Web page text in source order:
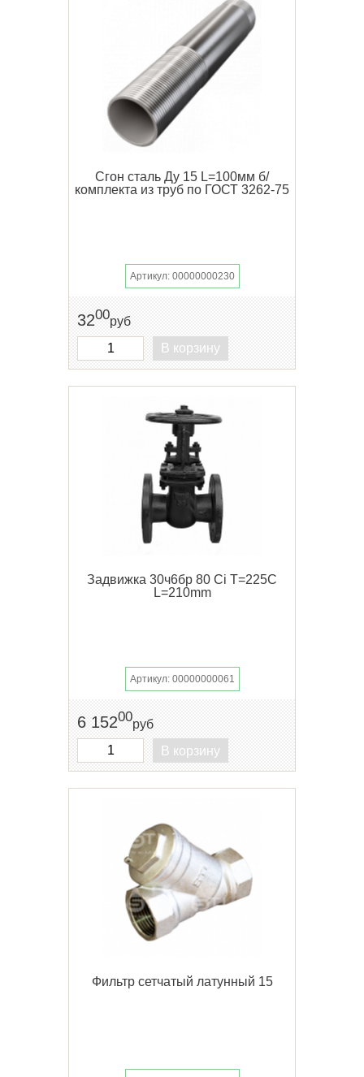
Сгон сталь Ду 15 L=100мм б/
комплекта из труб по ГОСТ 3262-75
Артикул: 00000000230
3200руб
В корзину
Задвижка 30ч6бр 80 Ci Т=225С
L=210mm
Артикул: 00000000061
6 15200руб
В корзину
Фильтр сетчатый латунный 15